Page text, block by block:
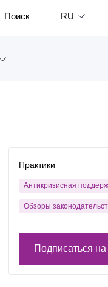
Поиск RU
日本
Практики
Антикризисная
Обзоры
Подписаться